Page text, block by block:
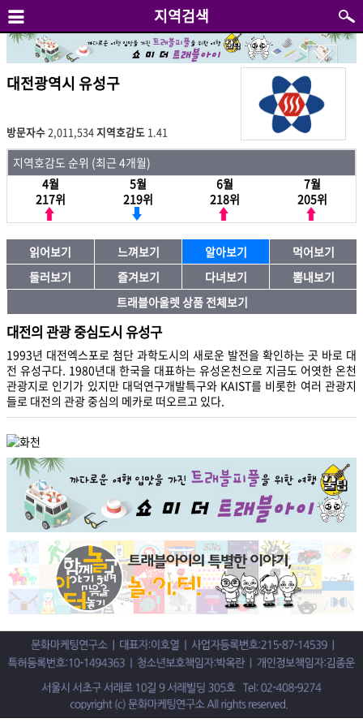
지역검색
대전광역시 유성구
방문자수2,011,534지역호감도 1.41
지역호감도 순위 (최근 4개월)
4월
217위
5월
219위
6월
218위
7월
205위
읽어보기 느껴보기 알아보기
먹어보기
둘러보기
즐겨보기 다녀보기
뽐내보기
트래블아울렛 상품 전체보기
대전의 관광 중심도시 유성구
1993년 대전엑스포로 첨단 과학도시의 새로운 발전을 확인하는 곳 바로 대
전 유성구다. 1980년대 한국을 대표하는 유성온천으로 지금도 어엿한 온천
관광지로 인기가 있지만 대덕연구개발특구와 KAIST를 비롯한 여러 관광지
들로 대전의 관광 중심의 메카로 떠오르고 있다.